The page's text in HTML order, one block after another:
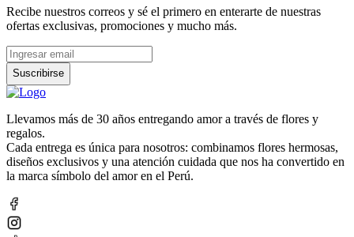
Recibe nuestros correos y sé el primero en enterarte de nuestras
ofertas exclusivas, promociones y mucho más.
Suscribirse
Llevamos más de 30 años entregando amor a través de flores y
regalos.
Cada entrega es única para nosotros: combinamos flores hermosas,
diseños exclusivos y una atención cuidada que nos ha convertido en
la marca símbolo del amor en el Perú.